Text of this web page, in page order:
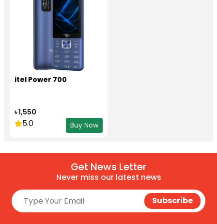
itel Power 700
৳ 1,550
5.0 Buy Now
Get News Letter
Never miss our latest news